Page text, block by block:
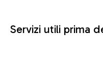
Servizi utili prima